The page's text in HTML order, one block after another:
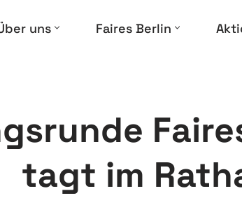
uns Faires Berlin
tagt im